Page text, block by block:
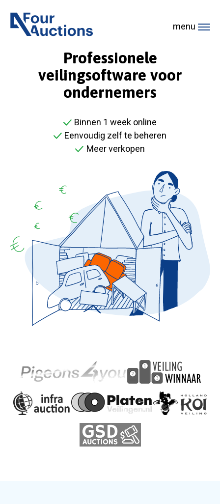
menu
Professionele
veilingsoftware voor
ondernemers
Binnen 1 week online
Eenvoudig zelf te beheren
Meer verkopen